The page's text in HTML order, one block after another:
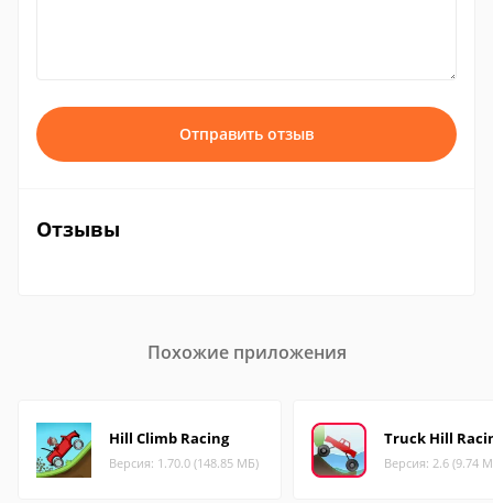
Отправить отзыв
Отзывы
Похожие приложения
Hill Climb Racing
Версия: 1.70.0 (148.85 МБ)
Truck Hill
Версия: 2.6 (9.74